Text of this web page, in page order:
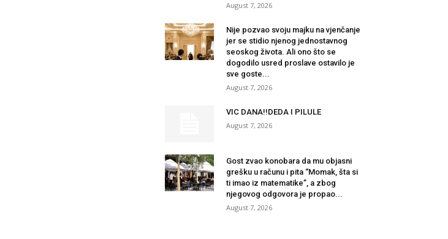
August 7, 2026
Nije pozvao svoju majku na vjenčanje
jer se stidio njenog jednostavnog
seoskog života. Ali ono što se
dogodilo usred proslave ostavilo je
sve goste...
August 7, 2026
VIC DANA!!DEDA I PILULE
August 7, 2026
Gost zvao konobara da mu objasni
grešku u računu i pita “Momak, šta si
ti imao iz matematike”, a zbog
njegovog odgovora je propao...
August 7, 2026